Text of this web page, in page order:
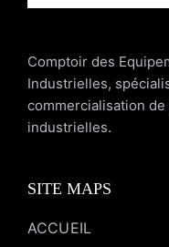
Comptoir des
Industrielles,
commercialisation
industrielles.
SITE MAPS
ACCUEIL